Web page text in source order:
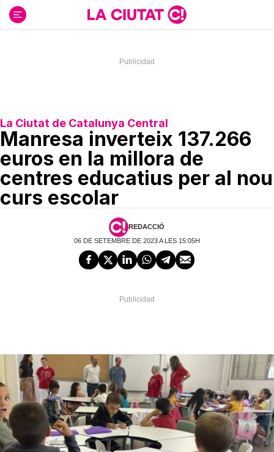
contenido
La Ciutat de Catalunya Central
Manresa inverteix 137.266
euros en la millora de
centres educatius per al nou
curs escolar
REDACCIÓ
06 DE SETEMBRE DE 2023 A LES 15:05H